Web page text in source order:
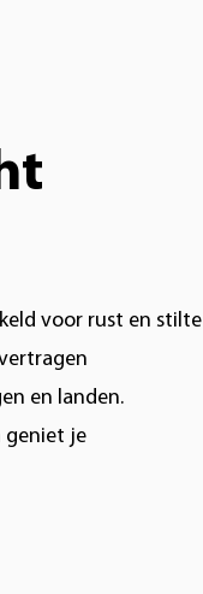
voor rust en stilte
en landen.
geniet je